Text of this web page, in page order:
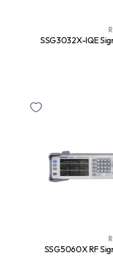
SSG3032X-IQE
SSG5060X RF